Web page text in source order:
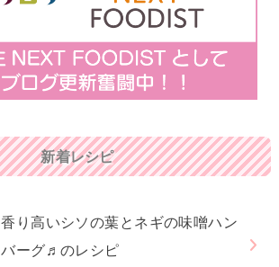
新着レシピ
香り高いシソの葉とネギの味噌ハン
バーグ♬のレシピ